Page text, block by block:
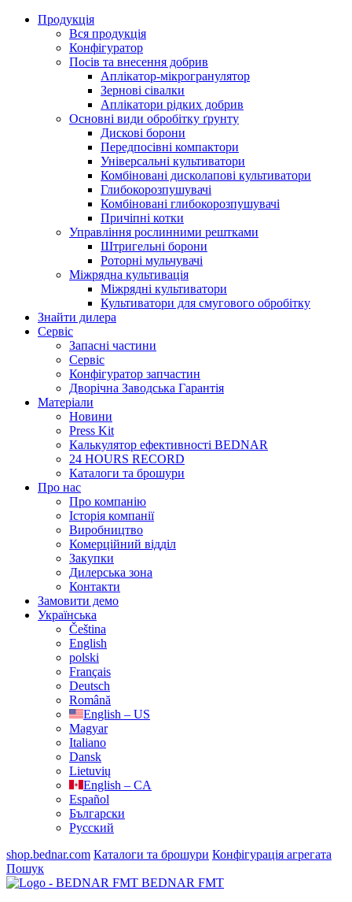
Продукція
Вся продукція
Конфігуратор
Посів та внесення добрив
Аплікатор-мікрогранулятор
Зернові сівалки
Аплікатори рідких добрив
Oсновні види обробітку ґрунту
Дискові борони
Передпосівні компактори
Універсальні культиватори
Комбіновані дисколапові культиватори
Глибокорозпушувачі
Комбіновані глибокорозпушувачі
Причіпні котки
Управління рослинними рештками
Штригельні борони
Pоторні мульчувачі
Міжрядна культивація
Міжрядні культиватори
Культиватори для смугового обробітку
Знайти дилера
Сервіс
Запасні частини
Сервіс
Конфігуратор запчастин
Дворічна Заводська Гарантія
Матеріали
Новини
Press Kit
Калькулятор ефективності BEDNAR
24 HOURS RECORD
Каталоги та брошури
Про нас
Про компанію
Історія компанії
Виробництво
Комерційний відділ
Закупки
Дилерська зона
Контакти
Замовити демо
Українська
Čeština
English
polski
Français
Deutsch
Română
English – US
Magyar
Italiano
Dansk
Lietuvių
English – CA
Español
Български
Русский
shop.bednar.com Каталоги та брошури Конфігурація агрегата
Пошук
BEDNAR FMT